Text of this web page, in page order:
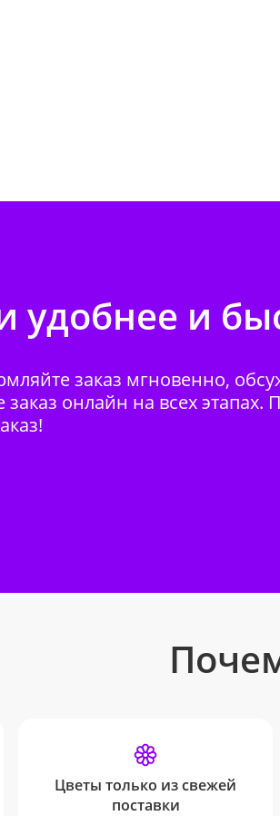
удобнее и
заказ мгновенно,
онлайн на всех
Цветы только из свежей
поставки